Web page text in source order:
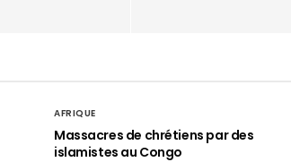
AFRIQUE
Massacres de chrétiens par des
islamistes au Congo